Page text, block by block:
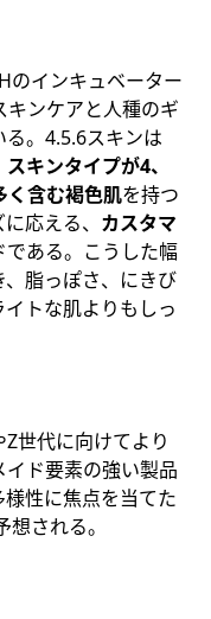
のインキュベーター
キンケアと人種のギ
。4.5.6スキンは
スキンタイプが4、
く含む褐色肌を持つ
応える、 カスタマ
である。こうした幅
脂っぽさ、にきび
トな肌よりもしっ
世代に向けてより
ド要素の強い製品
性に焦点を当てた
される。